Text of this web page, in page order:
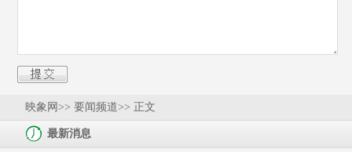
映象网>> 要闻频道>> 正文
最新消息